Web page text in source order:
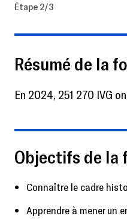
Étape 2/3
Résumé de la
En 2024, 251 270 IVG
Objectifs de la
Connaître le cadre
Apprendre à mener un